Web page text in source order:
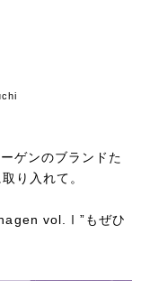
ゲンのブランドた
り入れて。
vol.Ⅰ”もぜひ